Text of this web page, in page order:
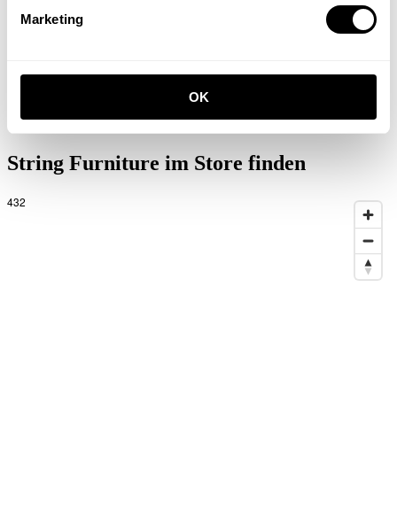
Marketing
OK
1.026,00 EUR
Flur V Schwarz/Walnuß
String Furniture im Store finden
432